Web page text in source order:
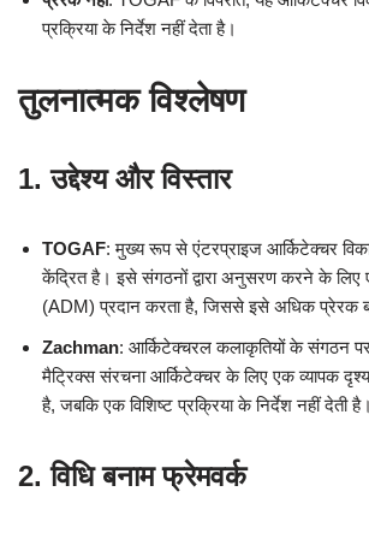
प्रक्रिया के निर्देश नहीं देता है।
तुलनात्मक विश्लेषण
1. उद्देश्य और विस्तार
TOGAF: मुख्य रूप से एंटरप्राइज आर्किटेक्चर
केंद्रित है। इसे संगठनों द्वारा अनुसरण करने के लिए
(ADM) प्रदान करता है, जिससे इसे अधिक प्रेरक
Zachman: आर्किटेक्चरल कलाकृतियों के संगठन
मैट्रिक्स संरचना आर्किटेक्चर के लिए एक व्यापक
है, जबकि एक विशिष्ट प्रक्रिया के निर्देश नहीं देती है।
2. विधि बनाम फ्रेमवर्क